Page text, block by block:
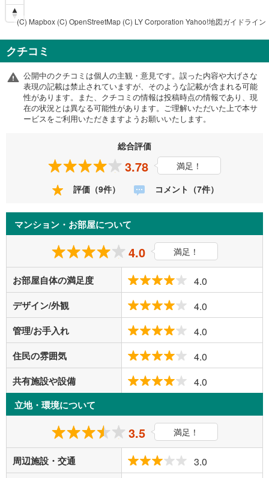
(C) Mapbox (C) OpenStreetMap (C) LY Corporation Yahoo!地図ガイドライン
クチコミ
公開中のクチコミは個人の主観・意見です。誤った内容や大げさな
表現の記載は禁止されていますが、そのような記載が含まれる可能
性があります。また、クチコミの情報は投稿時点の情報であり、現
在の状況とは異なる可能性があります。ご理解いただいた上で本サ
ービスをご利用いただきますようお願いいたします。
総合評価
3.78
満足！
評価（9件）
コメント（7件）
マンション・お部屋について
4.0 満足！
お部屋自体の満足度 4.0
デザイン/外観 4.0
管理/お手入れ 4.0
住民の雰囲気 4.0
共有施設や設備 4.0
立地・環境について
3.5 満足！
周辺施設・交通 3.0